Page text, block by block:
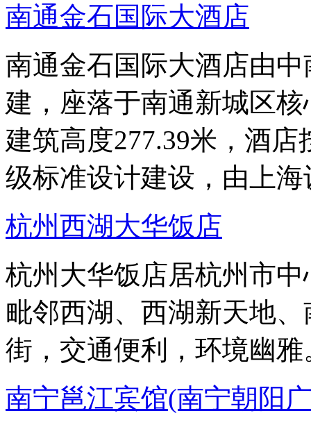
南通金石国际大酒店
南通金石国际大酒店由
建，座落于南通新城区
建筑高度277.39米，酒
级标准设计建设，由上
杭州西湖大华饭店
杭州大华饭店居杭州市
毗邻西湖、西湖新天地
街，交通便利，环境幽雅
南宁邕江宾馆(南宁朝阳